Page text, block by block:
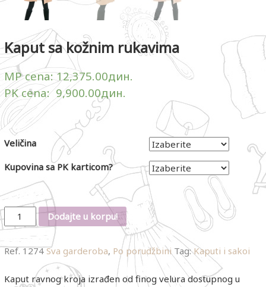
Kaput sa kožnim rukavima
MP cena: 12,375.00дин.
PK cena:9,900.00дин.
Veličina
Kupovina sa PK karticom?
Količina Dodajte u korpu!
Ref.1274 Sva garderoba, Po porudžbini Tag:Kaputi i sakoi
Kaput ravnog kroja izrađen od finog velura dostupnog u